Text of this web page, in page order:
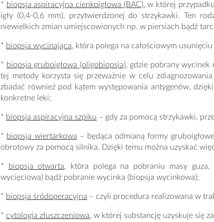
* biopsja aspiracyjna cienkoigłowa (BAC), w której
igły (0,4-0,6 mm), przytwierdzonej do strzykawki. Ten
niewielkich zmian umiejscowionych np. w piersiach bądź
* biopsja wycinająca, która polega na całościowym
* biopsja gruboigłowa (oligobiopsja), gdzie pobrany wycinek
tej metody korzysta się przeważnie w celu
zbadać również pod kątem występowania antygenów,
konkretne leki;
* biopsja aspiracyjna szpiku – gdy za pomocą strzykawki,
* biopsja wiertarkowa – będąca odmianą formy
obrotowy za pomocą silnika. Dzięki temu można uzyskać
* biopsja otwarta, która polega na pobraniu masy guza,
wycięciowa) bądź pobranie wycinka (biopsja wycinkowa);
* biopsja śródoperacyjna – czyli procedura realizowana w
* cytologia złuszczeniowa, w której substancję uzyskuje się